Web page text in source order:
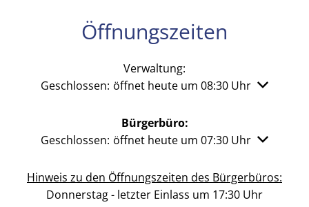
Öffnungszeiten
Verwaltung:
Klicken, um weitere Öffnungs- oder Schließzeiten
Geschlossen: öffnet heute um 08:30 Uhr
Bürgerbüro:
Klicken, um weitere Öffnungs- oder Schließzeiten
Geschlossen: öffnet heute um 07:30 Uhr
Hinweis zu den Öffnungszeiten des Bürgerbüros:
Donnerstag - letzter Einlass um 17:30 Uhr